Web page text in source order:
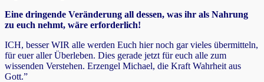
Eine dringende Veränderung all dessen, was ihr als Nahrung
zu euch nehmt, wäre erforderlich!
ICH, besser WIR alle werden Euch hier noch gar vieles übermitteln,
für euer aller Überleben. Dies gerade jetzt für euch alle zum
wissenden Verstehen. Erzengel Michael, die Kraft Wahrheit aus
Gott.”